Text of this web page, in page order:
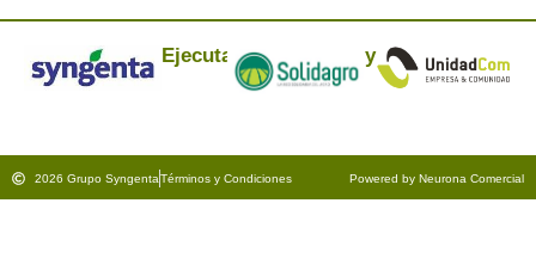
Ejecuta: y
2026 Grupo SyngentaTérminos y Condiciones Powered by Neurona Comercial